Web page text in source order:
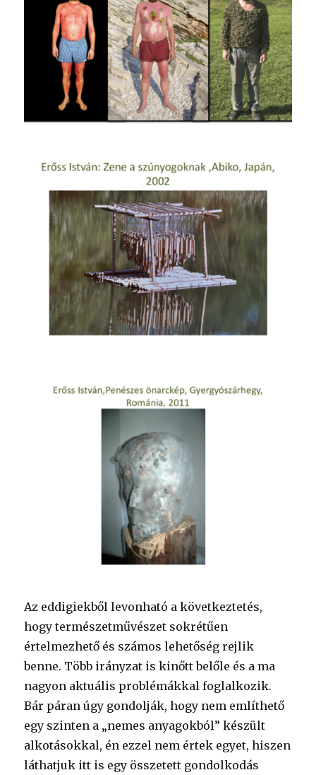
Az eddigiekből levonható a következtetés,
hogy természetművészet sokrétűen
értelmezhető és számos lehetőség rejlik
benne. Több irányzat is kinőtt belőle és a ma
nagyon aktuális problémákkal foglalkozik.
Bár páran úgy gondolják, hogy nem említhető
egy szinten a „nemes anyagokból” készült
alkotásokkal, én ezzel nem értek egyet, hiszen
láthatjuk itt is egy összetett gondolkodás